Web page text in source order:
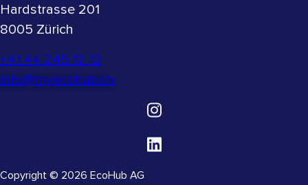
Hardstrasse 201​
8005 Zürich​
+41 44 245 12 12
info@myecohub.ch
Copyright © 2026 EcoHub AG